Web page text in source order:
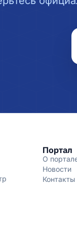
Портал
О
Новости
Контакты